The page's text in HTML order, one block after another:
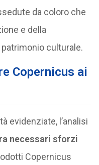
da coloro che
e della
culturale.
Copernicus ai
evidenziate, l’analisi
necessari sforzi
Copernicus